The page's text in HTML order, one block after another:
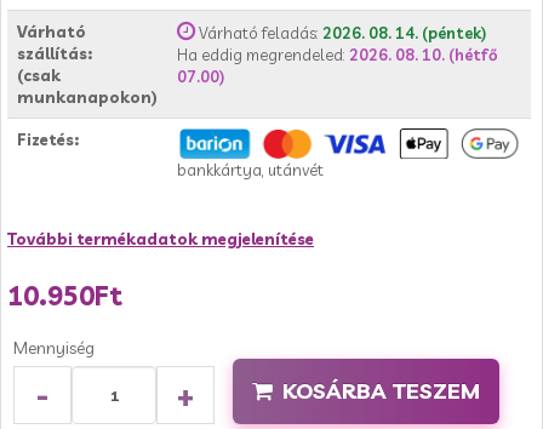
Várható
szállítás:
(csak
munkanapokon)
Várható feladás: 2026. 08. 14. (péntek)
Ha eddig megrendeled: 2026. 08. 10. (hétfő
07.00)
Fizetés:
bankkártya, utánvét
További termékadatok megjelenítése
10.950Ft
Mennyiség
- + KOSÁRBA TESZEM